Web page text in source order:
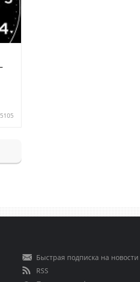
5105
Быстрая подписка на новости
RSS